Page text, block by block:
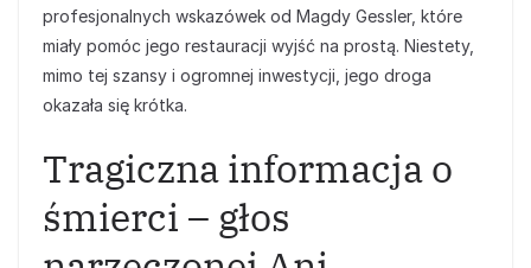
profesjonalnych wskazówek od Magdy Gessler, które
miały pomóc jego restauracji wyjść na prostą. Niestety,
mimo tej szansy i ogromnej inwestycji, jego droga
okazała się krótka.
Tragiczna informacja o
śmierci – głos